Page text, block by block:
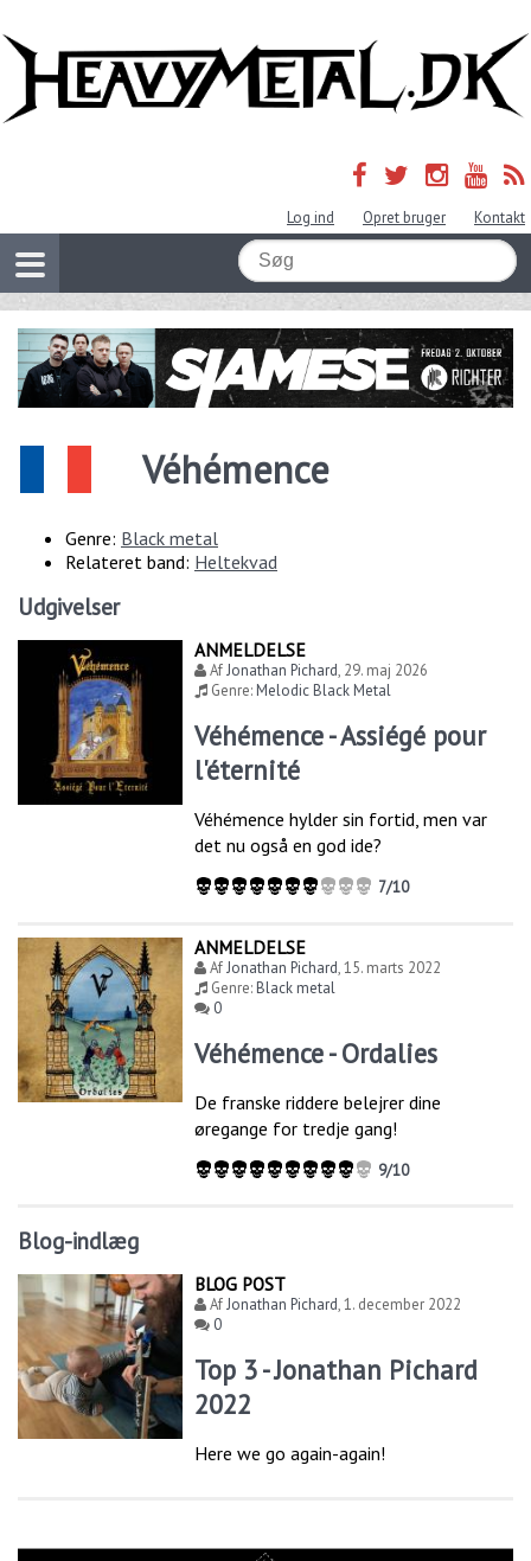
Log ind Opret bruger Kontakt
Véhémence
Genre: Black metal
Relateret band: Heltekvad
Udgivelser
ANMELDELSE
AfJonathan Pichard, 29. maj 2026
Genre:Melodic Black Metal
Véhémence - Assiégé pour
l'éternité
Véhémence hylder sin fortid, men var
det nu også en god ide?
7/10
ANMELDELSE
AfJonathan Pichard,15. marts 2022
Genre:Black metal
0
Véhémence - Ordalies
De franske riddere belejrer dine
øregange for tredje gang!
9/10
Blog-indlæg
BLOG POST
AfJonathan Pichard,1. december 2022
0
Top 3 - Jonathan Pichard
2022
Here we go again-again!